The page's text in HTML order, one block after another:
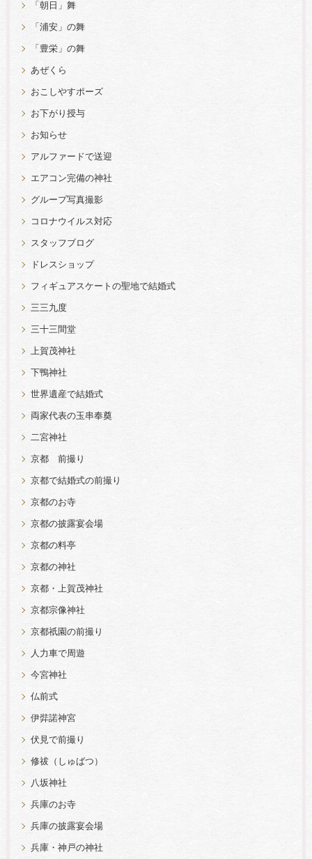
「朝日」舞
「浦安」の舞
「豊栄」の舞
あぜくら
おこしやすポーズ
お下がり授与
お知らせ
アルファードで送迎
エアコン完備の神社
グループ写真撮影
コロナウイルス対応
スタッフブログ
ドレスショップ
フィギュアスケートの聖地で結婚式
三三九度
三十三間堂
上賀茂神社
下鴨神社
世界遺産で結婚式
両家代表の玉串奉奠
二宮神社
京都 前撮り
京都で結婚式の前撮り
京都のお寺
京都の披露宴会場
京都の料亭
京都の神社
京都・上賀茂神社
京都宗像神社
京都祇園の前撮り
人力車で周遊
今宮神社
仏前式
伊弉諾神宮
伏見で前撮り
修祓（しゅばつ）
八坂神社
兵庫のお寺
兵庫の披露宴会場
兵庫・神戸の神社